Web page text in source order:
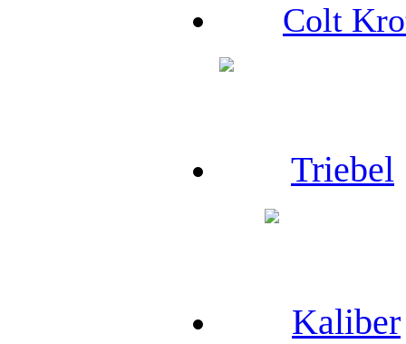
Colt
Triebel
Kaliber